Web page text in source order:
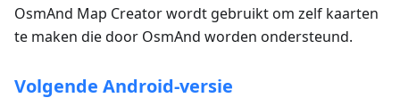
OsmAnd Map Creator wordt gebruikt om zelf kaarten
te maken die door OsmAnd worden ondersteund.
Volgende Android-versie